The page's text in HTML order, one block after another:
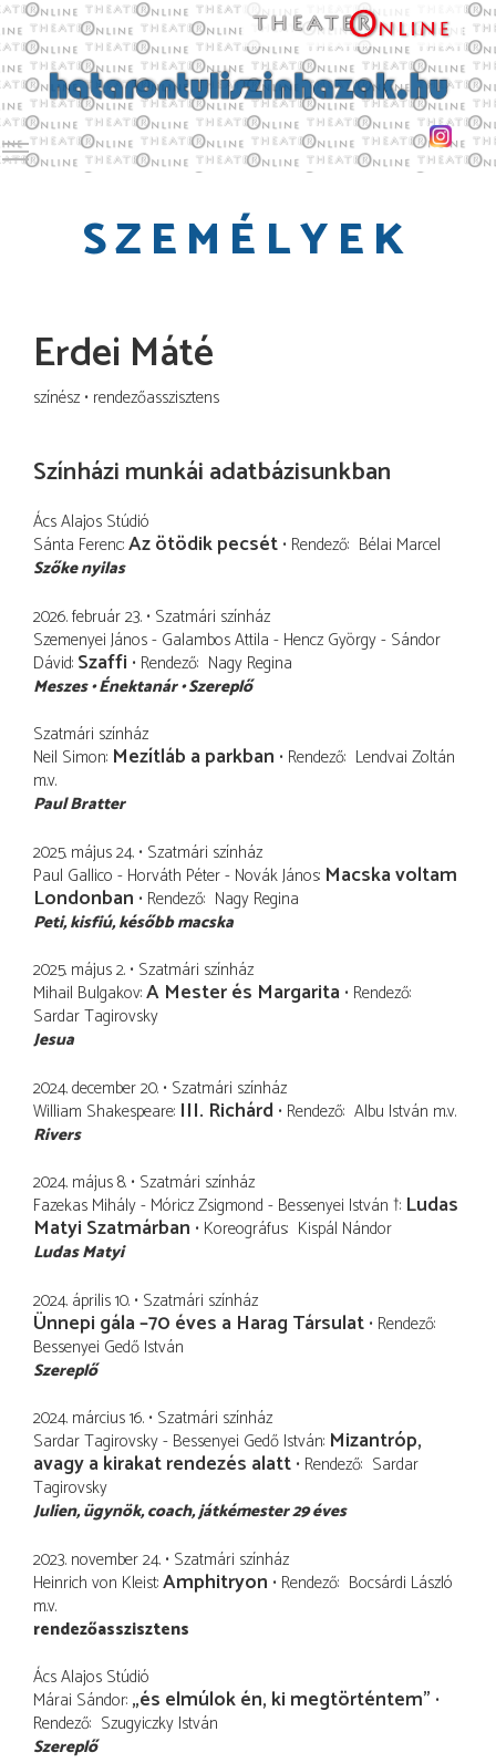
Toggle main menu visibility
SZEMÉLYEK
Erdei Máté
színész rendezőasszisztens
Színházi munkái adatbázisunkban
Ács Alajos Stúdió
Sánta Ferenc Az ötödik pecsét Rendező Bélai Marcel
Szőke nyilas
2026. február 23. Szatmári színház
Szemenyei János - Galambos Attila - Hencz György - Sándor
Dávid Szaffi Rendező Nagy Regina
Meszes Énektanár Szereplő
Szatmári színház
Neil Simon Mezítláb a parkban Rendező Lendvai Zoltán
m.v.
Paul Bratter
2025. május 24. Szatmári színház
Paul Gallico - Horváth Péter - Novák János Macska voltam
Londonban Rendező Nagy Regina
Peti kisfiú, később macska
2025. május 2. Szatmári színház
Mihail Bulgakov A Mester és Margarita Rendező
Sardar Tagirovsky
Jesua
2024. december 20. Szatmári színház
William Shakespeare III. Richárd Rendező Albu István m.v.
Rivers
2024. május 8. Szatmári színház
Fazekas Mihály - Móricz Zsigmond - Bessenyei István † Ludas
Matyi Szatmárban Koreográfus Kispál Nándor
Ludas Matyi
2024. április 10. Szatmári színház
Ünnepi gála –70 éves a Harag Társulat Rendező
Bessenyei Gedő István
Szereplő
2024. március 16. Szatmári színház
Sardar Tagirovsky - Bessenyei Gedő István Mizantróp,
avagy a kirakat rendezés alatt Rendező Sardar
Tagirovsky
Julien ügynök, coach, játkémester 29 éves
2023. november 24. Szatmári színház
Heinrich von Kleist Amphitryon Rendező Bocsárdi László
m.v.
rendezőasszisztens
Ács Alajos Stúdió
Márai Sándor „és elmúlok én, ki megtörténtem”
Rendező Szugyiczky István
Szereplő